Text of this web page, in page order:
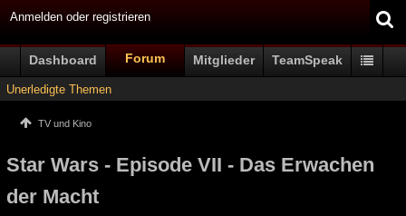
Anmelden oder registrieren
Dashboard Forum Mitglieder TeamSpeak
Unerledigte Themen
TV und Kino
Star Wars - Episode VII - Das Erwachen
der Macht